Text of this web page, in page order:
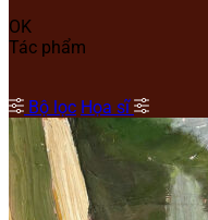
OK
Tác phẩm
Bộ lọc Họa sĩ